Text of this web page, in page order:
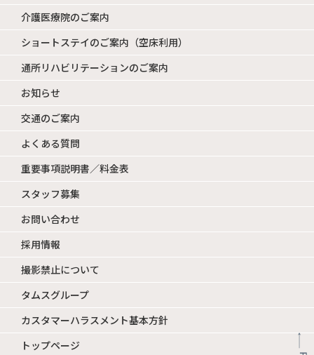
介護医療院のご案内
ショートステイのご案内（空床利用）
通所リハビリテーションのご案内
お知らせ
交通のご案内
よくある質問
重要事項説明書／料金表
スタッフ募集
お問い合わせ
採用情報
撮影禁止について
タムスグループ
カスタマーハラスメント基本方針
トップページ